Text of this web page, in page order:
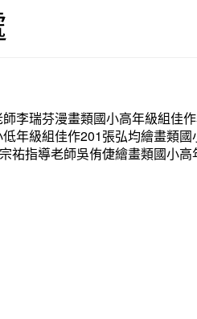
李瑞芬漫畫類國小高年級組
年級組佳作201張弘均繪畫類
祐指導老師吳侑倢繪畫類國小